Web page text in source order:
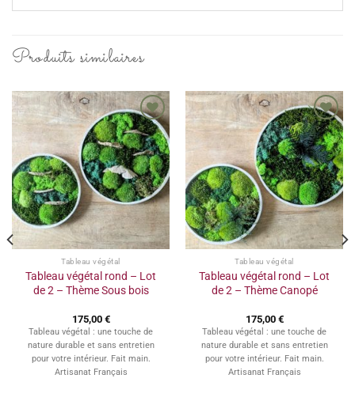
Produits similaires
Ajouter
à la
wishlist
Tableau végétal
Tableau végétal rond – Lot
de 2 – Thème Sous bois
175,00 €
Tableau végétal : une touche de
nature durable et sans entretien
pour votre intérieur. Fait main.
Artisanat Français
Ajouter
à la
wishlist
Tableau végétal
Tableau végétal rond – Lot
de 2 – Thème Canopé
175,00 €
Tableau végétal : une touche de
nature durable et sans entretien
pour votre intérieur. Fait main.
Artisanat Français